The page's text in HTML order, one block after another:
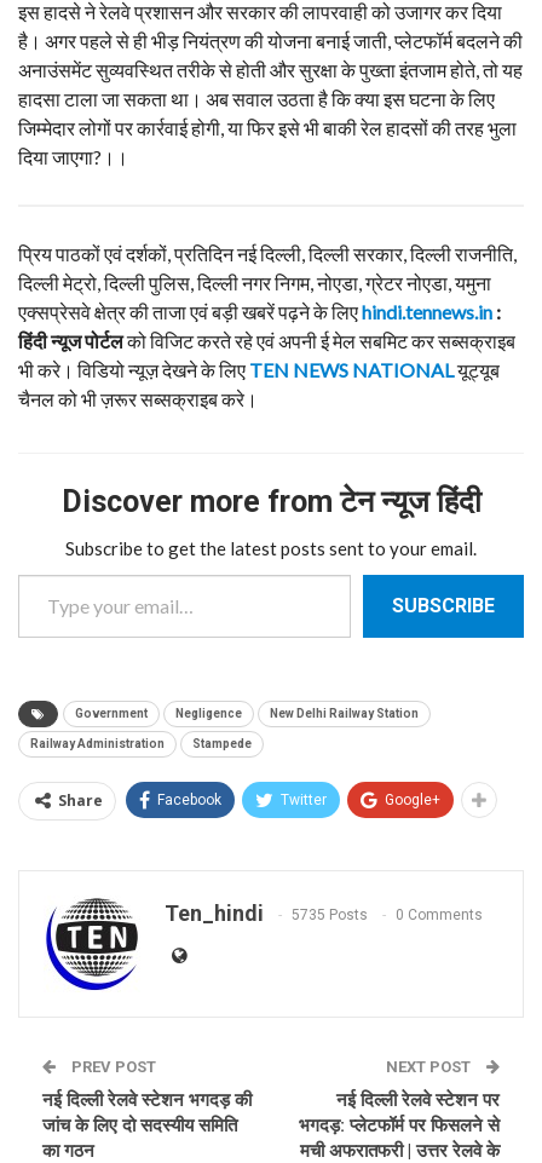
इस हादसे ने रेलवे प्रशासन और सरकार की लापरवाही को उजागर कर दिया
है। अगर पहले से ही भीड़ नियंत्रण की योजना बनाई जाती, प्लेटफॉर्म बदलने की
अनाउंसमेंट सुव्यवस्थित तरीके से होती और सुरक्षा के पुख्ता इंतजाम होते, तो यह
हादसा टाला जा सकता था। अब सवाल उठता है कि क्या इस घटना के लिए
जिम्मेदार लोगों पर कार्रवाई होगी, या फिर इसे भी बाकी रेल हादसों की तरह भुला
दिया जाएगा?।।
प्रिय पाठकों एवं दर्शकों, प्रतिदिन नई दिल्ली, दिल्ली सरकार, दिल्ली राजनीति,
दिल्ली मेट्रो, दिल्ली पुलिस, दिल्ली नगर निगम, नोएडा, ग्रेटर नोएडा, यमुना
एक्सप्रेसवे क्षेत्र की ताजा एवं बड़ी खबरें पढ़ने के लिएhindi.tennews.in :
हिंदीन्यूजपोर्टलको विजिट करते रहे एवं अपनी ई मेल सबमिट कर सब्सक्राइब
भी करे। विडियो न्यूज़ देखने के लिए TEN NEWS NATIONAL यूट्यूब
चैनल को भी ज़रूर सब्सक्राइब करे।
Discover more from टेन न्यूज हिंदी
Subscribe to get the latest posts sent to your email.
Type your email…
SUBSCRIBE
Government Negligence New Delhi Railway Station
Railway Administration Stampede
Share Facebook Twitter Google+
Ten_hindi 5735 Posts 0 Comments
PREV POST
नई दिल्ली रेलवे स्टेशन भगदड़ की
जांच के लिए दो सदस्यीय समिति
का गठन
NEXT POST
नई दिल्ली रेलवे स्टेशन पर
भगदड़: प्लेटफॉर्म पर फिसलने से
मची अफरातफरी | उत्तर रेलवे के